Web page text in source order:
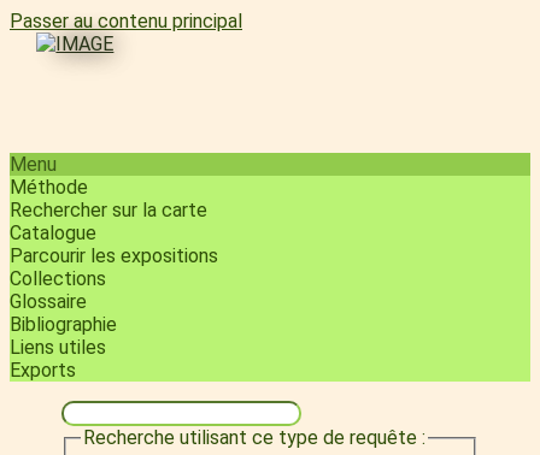
Passer au contenu principal
Menu
Méthode
Rechercher sur la carte
Catalogue
Parcourir les expositions
Collections
Glossaire
Bibliographie
Liens utiles
Exports
Recherche utilisant ce type de requête :